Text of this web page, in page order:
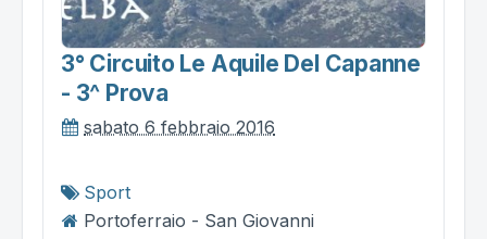
3° Circuito Le Aquile Del Capanne
- 3^ Prova
sabato 6 febbraio 2016
Sport
Portoferraio - San Giovanni